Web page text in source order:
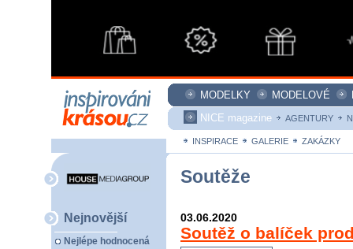
MODELKY MODELOVÉ
NICE magazine
AGENTURY
INSPIRACE GALERIE ZAKÁZKY
Nejnovější
Nejlépe hodnocená
Soutěže
03.06.2020
Soutěž o balíček